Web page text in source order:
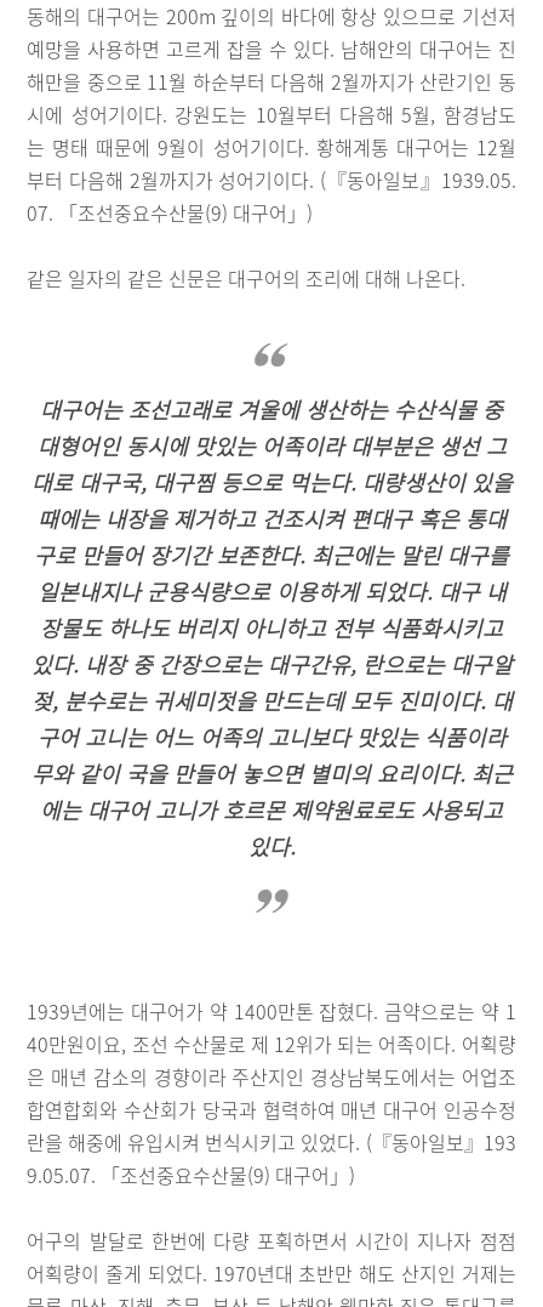
동해의 대구어는 200m 깊이의 바다에 항상 있으므로 기선저
예망을 사용하면 고르게 잡을 수 있다. 남해안의 대구어는 진
해만을 중으로 11월 하순부터 다음해 2월까지가 산란기인 동
시에 성어기이다. 강원도는 10월부터 다음해 5월, 함경남도
는 명태 때문에 9월이 성어기이다. 황해계통 대구어는 12월
부터 다음해 2월까지가 성어기이다. (『동아일보』1939.05.
07. 「조선중요수산물(9) 대구어」)
같은 일자의 같은 신문은 대구어의 조리에 대해 나온다.
대구어는 조선고래로 겨울에 생산하는 수산식물 중
대형어인 동시에 맛있는 어족이라 대부분은 생선 그
대로 대구국, 대구찜 등으로 먹는다. 대량생산이 있을
때에는 내장을 제거하고 건조시켜 편대구 혹은 통대
구로 만들어 장기간 보존한다. 최근에는 말린 대구를
일본내지나 군용식량으로 이용하게 되었다. 대구 내
장물도 하나도 버리지 아니하고 전부 식품화시키고
있다. 내장 중 간장으로는 대구간유, 란으로는 대구알
젖, 분수로는 귀세미젓을 만드는데 모두 진미이다. 대
구어 고니는 어느 어족의 고니보다 맛있는 식품이라
무와 같이 국을 만들어 놓으면 별미의 요리이다. 최근
에는 대구어 고니가 호르몬 제약원료로도 사용되고
있다.
1939년에는 대구어가 약 1400만톤 잡혔다. 금약으로는 약 1
40만원이요, 조선 수산물로 제 12위가 되는 어족이다. 어획량
은 매년 감소의 경향이라 주산지인 경상남북도에서는 어업조
합연합회와 수산회가 당국과 협력하여 매년 대구어 인공수정
란을 해중에 유입시켜 번식시키고 있었다. (『동아일보』193
9.05.07. 「조선중요수산물(9) 대구어」)
어구의 발달로 한번에 다량 포획하면서 시간이 지나자 점점
어획량이 줄게 되었다. 1970년대 초반만 해도 산지인 거제는